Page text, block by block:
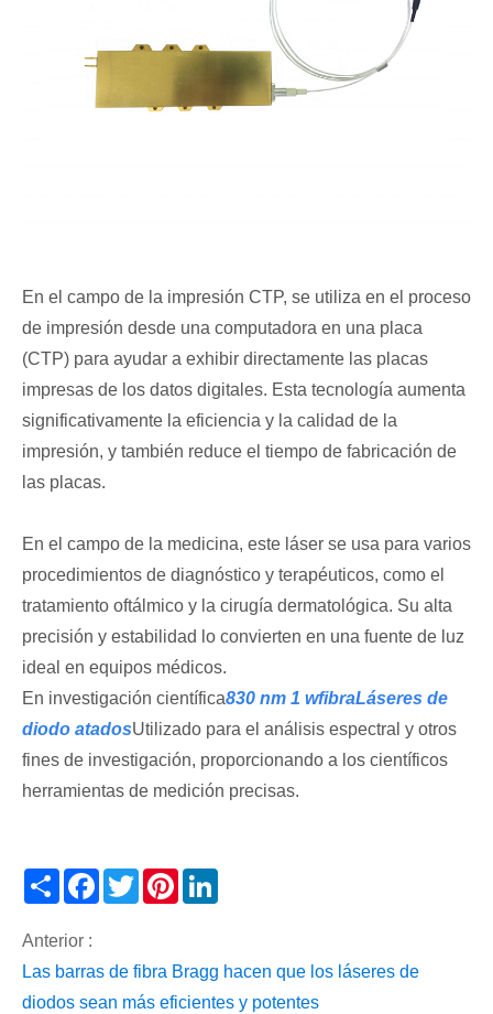
En el campo de la impresión CTP, se utiliza en el proceso
de impresión desde una computadora en una placa
(CTP) para ayudar a exhibir directamente las placas
impresas de los datos digitales. Esta tecnología aumenta
significativamente la eficiencia y la calidad de la
impresión, y también reduce el tiempo de fabricación de
las placas.
En el campo de la medicina, este láser se usa para varios
procedimientos de diagnóstico y terapéuticos, como el
tratamiento oftálmico y la cirugía dermatológica. Su alta
precisión y estabilidad lo convierten en una fuente de luz
ideal en equipos médicos.
En investigación científica830 nm 1 wfibraLáseres de
diodo atadosUtilizado para el análisis espectral y otros
fines de investigación, proporcionando a los científicos
herramientas de medición precisas.
Share Facebook
TwitterPinterest
Anterior :
Las barras de fibra Bragg hacen que los láseres de
diodos sean más eficientes y potentes